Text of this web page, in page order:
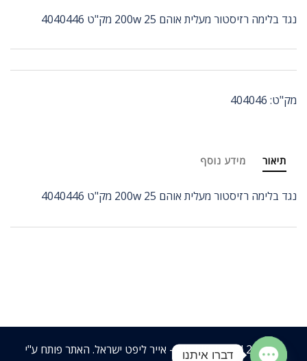
נגד בלימה רזיסטור מעלית אוהם 200w 25 מק"ט 4040446
מק"ט: 404046
תיאור מידע נוסף
נגד בלימה רזיסטור מעלית אוהם 200w 25 מק"ט 4040446
© 2026 Air-Lift Israel - אייר ליפט ישראל. האתר פותח ע"י דברו איתנו